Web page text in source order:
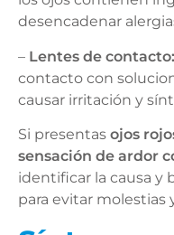
desencadenar
– Lentes de contacto:
contacto con
causar irritación y
Si presentas ojos
sensación de ardor
identificar la causa y
para evitar molestias